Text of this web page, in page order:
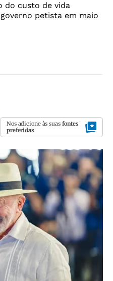
do custo de vida
petista em maio
Nos adicione às suas fontes
preferidas